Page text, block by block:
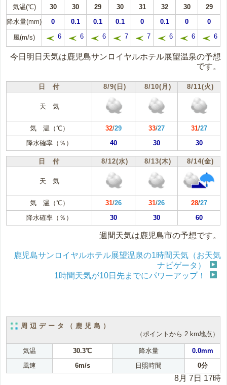
気温(℃) 30 30 29 30 31 32 30
29
降水量(mm)
0 0.1 0.1 0.1 0 0.1 0 0
風(m/s) 6 6 6 7 7 6 6 6
今日明日天気は鹿児島サンロイヤルホテル展望温泉の予想
です。
日 付 8/9(日) 8/10(月) 8/11(火)
天 気
気 温（℃） 32/29 33/27 31/27
降水確率（％）
40 30 30
日 付 8/12(水) 8/13(木) 8/14(金)
天 気
気 温（℃） 31/26 31/26 28/27
降水確率（％）
30 30 60
週間天気は鹿児島市の予想です。
鹿児島サンロイヤルホテル展望温泉の1時間天気（お天気
ナビゲータ）
1時間天気が10日先までにパワーアップ！
周辺データ（鹿児島）
（ポイントから 2 km地点）
気温 30.3℃ 降水量
0.0mm
風速
6m/s 日照時間 0分
8月 7日 17時